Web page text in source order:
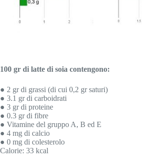
100 gr di latte di soia contengono:
● 2 gr di grassi (di cui 0,2 gr saturi)
● 3.1 gr di carboidrati
● 3 gr di proteine
● 0.3 gr di fibre
● Vitamine del gruppo A, B ed E
● 4 mg di calcio
● 0 mg di colesterolo
Calorie: 33 kcal